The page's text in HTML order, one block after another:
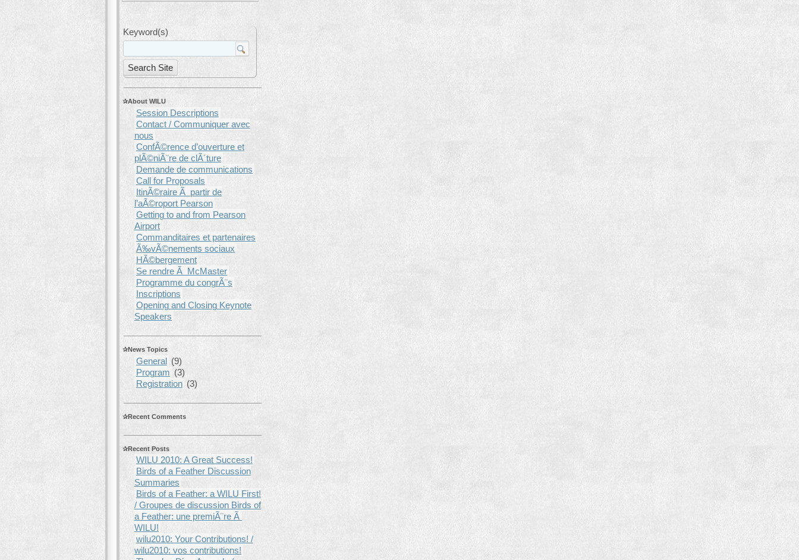
Keyword(s)
About WILU
Session Descriptions
Contact / Communiquer avec
nous
ConfÃ©rence d’ouverture et
plÃ©niÃ¨re de clÃ´ture
Demande de communications
Call for Proposals
ItinÃ©raire Ã partir de
l’aÃ©roport Pearson
Getting to and from Pearson
Airport
Commanditaires et partenaires
Ã‰vÃ©nements sociaux
HÃ©bergement
Se rendre Ã McMaster
Programme du congrÃ¨s
Inscriptions
Opening and Closing Keynote
Speakers
News Topics
General (9)
Program (3)
Registration (3)
Recent Comments
Recent Posts
WILU 2010: A Great Success!
Birds of a Feather Discussion
Summaries
Birds of a Feather: a WILU First!
/ Groupes de discussion Birds of
a Feather: une premiÃ¨re Ã
WILU!
wilu2010: Your Contributions! /
wilu2010: vos contributions!